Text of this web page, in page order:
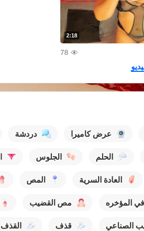
2:18
78
عرض كاميرا دردشة
الحلم الجلوس
العادة السرية المص
في المؤخره مص القضيب
الصناعي قذف القذف